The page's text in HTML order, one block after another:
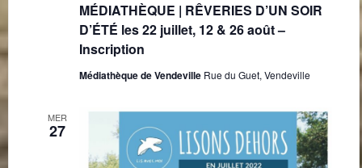
MÉDIATHÈQUE | RÊVERIES D’UN SOIR
D’ÉTÉ les 22 juillet, 12 & 26 août –
Inscription
Médiathèque de Vendeville Rue du Guet, Vendeville
MER
27